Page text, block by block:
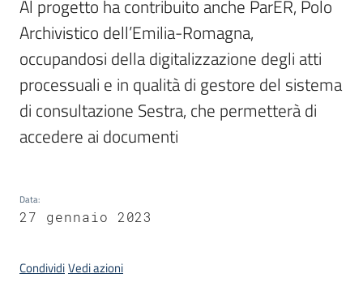
Contatti
su
Al progetto ha contribuito anche ParER, Polo
Archivistico dell’Emilia-Romagna,
occupandosi della digitalizzazione degli atti
processuali e in qualità di gestore del sistema
di consultazione Sestra, che permetterà di
accedere ai documenti
Data:
27 gennaio 2023
CondividiVedi azioni